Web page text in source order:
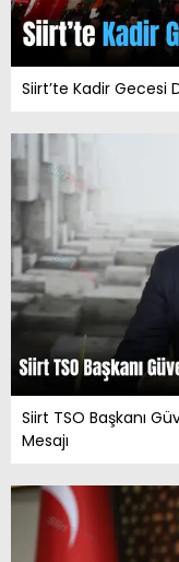
Siirt’te Kadir Gecesi
Siirt TSO Başkanı
Mesajı